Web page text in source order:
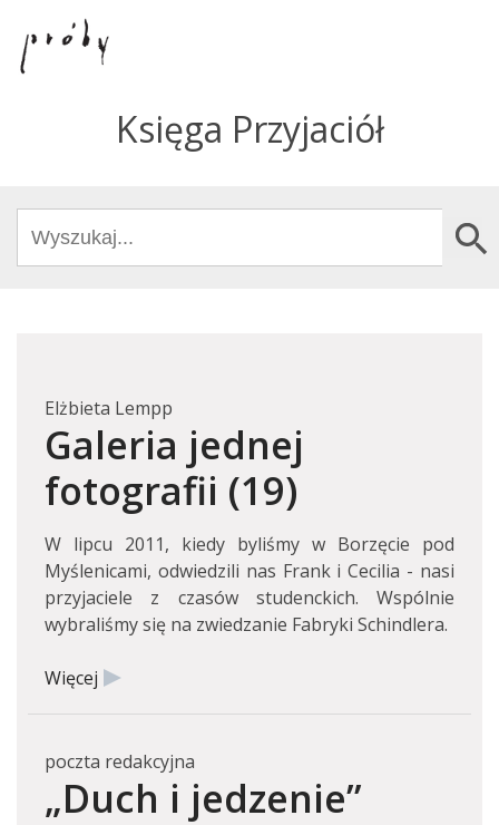
Księga Przyjaciół
Search
for:
Search Button
Elżbieta Lempp
Galeria jednej
fotografii (19)
W lipcu 2011, kiedy byliśmy w Borzęcie pod
Myślenicami, odwiedzili nas Frank i Cecilia - nasi
przyjaciele z czasów studenckich. Wspólnie
wybraliśmy się na zwiedzanie Fabryki Schindlera.
Więcej
poczta redakcyjna
„Duch i jedzenie”